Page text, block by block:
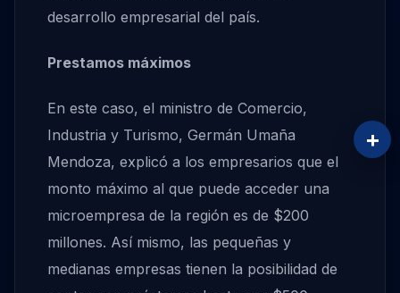
desarrollo empresarial del país.
Prestamos máximos
En este caso, el ministro de Comercio,
Industria y Turismo, Germán Umaña
Mendoza, explicó a los empresarios que el
monto máximo al que puede acceder una
microempresa de la región es de $200
millones. Así mismo, las pequeñas y
medianas empresas tienen la posibilidad de
+